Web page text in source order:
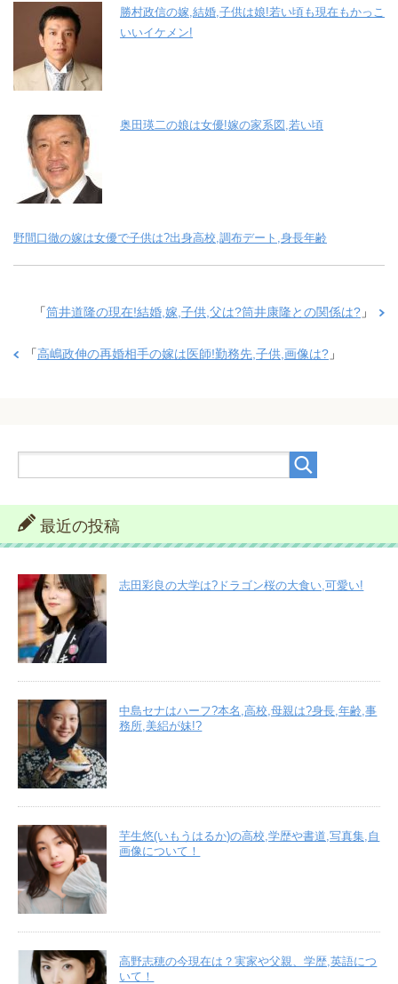
勝村政信の嫁,結婚,子供は娘!若い頃も現在もかっこ
いいイケメン!
奥田瑛二の娘は女優!嫁の家系図,若い頃
野間口徹の嫁は女優で子供は?出身高校,調布デート,身長年齢
「筒井道隆の現在!結婚,嫁,子供,父は?筒井康隆との関係は? 」
「高嶋政伸の再婚相手の嫁は医師!勤務先,子供,画像は? 」
最近の投稿
志田彩良の大学は?ドラゴン桜の大食い,可愛い!
中島セナはハーフ?本名,高校,母親は?身長,年齢,事
務所,美絽が妹!?
芋生悠(いもうはるか)の高校,学歴や書道,写真集,自
画像について！
高野志穂の今現在は？実家や父親、学歴,英語につ
いて！